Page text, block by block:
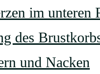
im unteren
des
und Nacken